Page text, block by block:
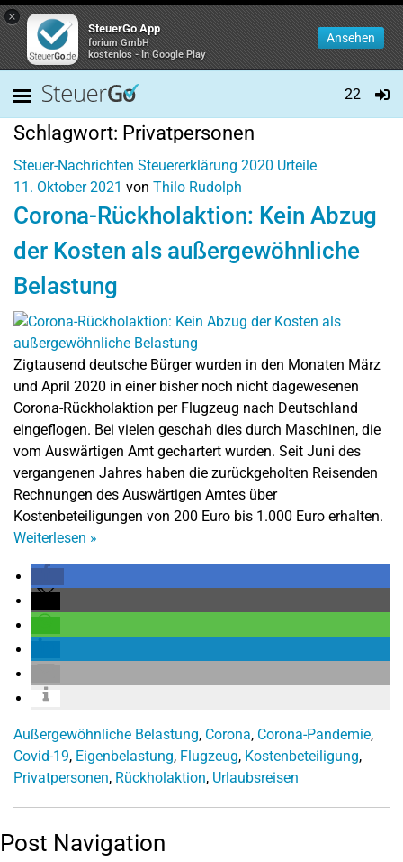
×
SteuerGo App
forium GmbH
kostenlos - In Google Play
Ansehen
22
Schlagwort: Privatpersonen
Steuer-Nachrichten Steuererklärung 2020 Urteile
11. Oktober 2021 von Thilo Rudolph
Corona-Rückholaktion: Kein Abzug
der Kosten als außergewöhnliche
Belastung
Zigtausend deutsche Bürger wurden in den Monaten März
und April 2020 in einer bisher noch nicht dagewesenen
Corona-Rückholaktion per Flugzeug nach Deutschland
eingeflogen. Bei vielen geschah dies durch Maschinen, die
vom Auswärtigen Amt gechartert wurden. Seit Juni des
vergangenen Jahres haben die zurückgeholten Reisenden
Rechnungen des Auswärtigen Amtes über
Kostenbeteiligungen von 200 Euro bis 1.000 Euro erhalten.
Weiterlesen »
Außergewöhnliche Belastung, Corona, Corona-Pandemie,
Covid-19, Eigenbelastung, Flugzeug, Kostenbeteiligung,
Privatpersonen, Rückholaktion, Urlaubsreisen
Post Navigation